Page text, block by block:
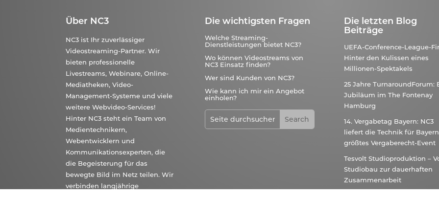
Über NC3
NC3 ist Ihr zuverlässiger
Videostreaming-Partner. Wir
bieten professionelle
Livestreams, Webinare, Online-
Mediatheken, Video-
Management-Systeme und viele
weitere Webvideo-Services!
Hinter NC3 steht ein Team von
Medientechnikern,
Webentwicklern und
Kommunikationsexperten, die
die Begeisterung für das
bewegte Bild im Netz teilen. Wir
verbinden langjährige
Die wichtigsten Fragen
Welche Streaming-
Dienstleistungen bietet NC3?
Wo können Videostreams von
NC3 Einsatz finden?
Wer sind Kunden von NC3?
Wie kann ich mir ein Angebot
einholen?
Die letzten Blog
Beiträge
UEFA-Conference-League-
Hinter den Kulissen eines
Millionen-Spektakels
25 Jahre TurnaroundForum:
Jubiläum im The Fontenay
Hamburg
14. Vergabetag Bayern: NC3
liefert die Technik für
größtes Vergaberecht-Event
Tesvolt Studioproduktion –
Studiobau zur dauerhaften
Zusammenarbeit